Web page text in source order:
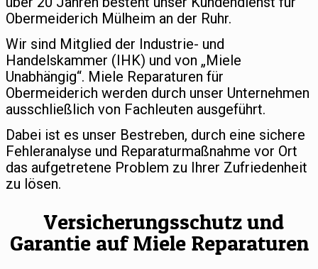
Obermeiderich Mülheim an der Ruhr.
Wir sind Mitglied der Industrie- und
Handelskammer (IHK) und von „Miele
Unabhängig“. Miele Reparaturen für
Obermeiderich werden durch unser Unternehmen
ausschließlich von Fachleuten ausgeführt.
Dabei ist es unser Bestreben, durch eine sichere
Fehleranalyse und Reparaturmaßnahme vor Ort
das aufgetretene Problem zu Ihrer Zufriedenheit
zu lösen.
Versicherungsschutz und
Garantie auf Miele Reparaturen